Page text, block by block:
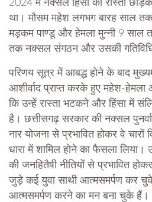
2024 में नक्सल हिंसा का रास्ता
था। मौसम महेश लगभग बारह साल
मड़कम पाण्डू और हेमला मुन्नी 9 साल
तक नक्सल संगठन और उसकी
परिणय सूत्र में आबद्ध होने के बाद
आशीर्वाद प्राप्त करके हुए महेश-हेमला
कि उन्हें रास्ता भटकने और हिंसा में
है। छत्तीसगढ़ सरकार की नक्सल
नार योजना से प्रभावित होकर वे
धारा में शामिल होने का फैसला
की जनहितैषी नीतियों से प्रभावित
जुड़े कई युवा साथी आत्मसमर्पण कर
आत्मसमर्पण करने का मन बना चुके हैं।